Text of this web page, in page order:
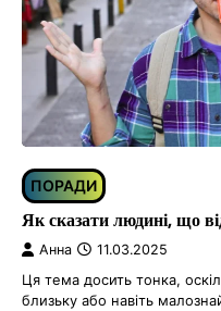
ПОРАДИ
Як сказати людині, що
Анна 11.03.2025
Ця тема досить тонка,
близьку або навіть